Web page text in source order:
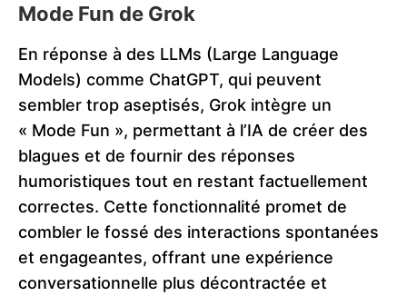
Mode Fun de Grok
En réponse à des LLMs (Large Language
Models) comme ChatGPT, qui peuvent
sembler trop aseptisés, Grok intègre un
« Mode Fun », permettant à l’IA de créer des
blagues et de fournir des réponses
humoristiques tout en restant factuellement
correctes. Cette fonctionnalité promet de
combler le fossé des interactions spontanées
et engageantes, offrant une expérience
conversationnelle plus décontractée et